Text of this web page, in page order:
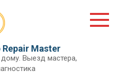
Master
Выезд мастера,